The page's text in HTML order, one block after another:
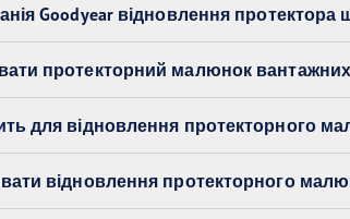
Goodyear відновлення
протекторний малюнок
для відновлення протекторного
відновлення протекторного